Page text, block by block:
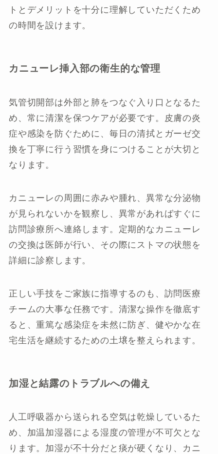
トとデメリットを十分に理解していただくため
の時間を設けます。
カニューレ挿入部の衛生的な管理
気管切開部は外部と肺をつなぐ入り口となるた
め、常に清潔を保つケアが必要です。皮膚の炎
症や感染を防ぐために、毎日の清拭とガーゼ交
換を丁寧に行う習慣を身につけることが大切と
なります。
カニューレの周囲に赤みや腫れ、異常な分泌物
が見られないかを観察し、異常があればすぐに
訪問診療所へ連絡します。定期的なカニューレ
の交換は医師が行い、その際にストマの状態を
詳細に診察します。
正しい手技をご家族に指導するのも、訪問医療
チームの大事な任務です。清潔な操作を徹底す
ると、重篤な感染症を未然に防ぎ、健やかな在
宅生活を継続するための土壌を整えられます。
加湿と結露のトラブルへの備え
人工呼吸器から送られる空気は乾燥しているた
め、加温加湿器による湿度の管理が不可欠とな
ります。加湿が不十分だと痰が硬くなり、カニ